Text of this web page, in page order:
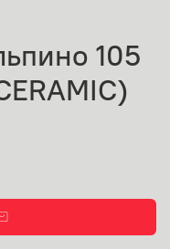
105